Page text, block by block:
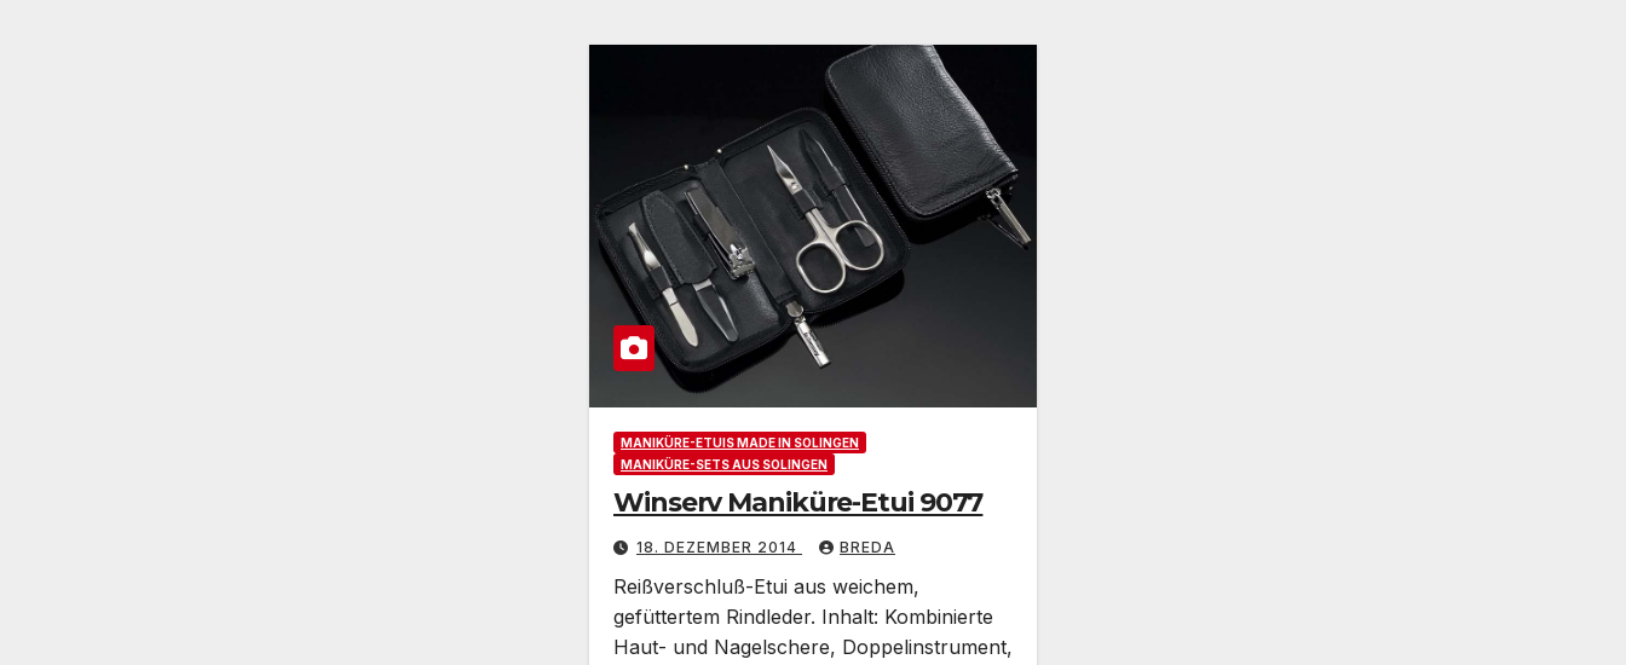
MANIKÜRE-ETUIS MADE IN SOLINGEN
MANIKÜRE-SETS AUS SOLINGEN
Winserv Maniküre-Etui 9077
18. DEZEMBER 2014 BREDA
Reißverschluß-Etui aus weichem,
gefüttertem Rindleder. Inhalt: Kombinierte
Haut- und Nagelschere, Doppelinstrument,